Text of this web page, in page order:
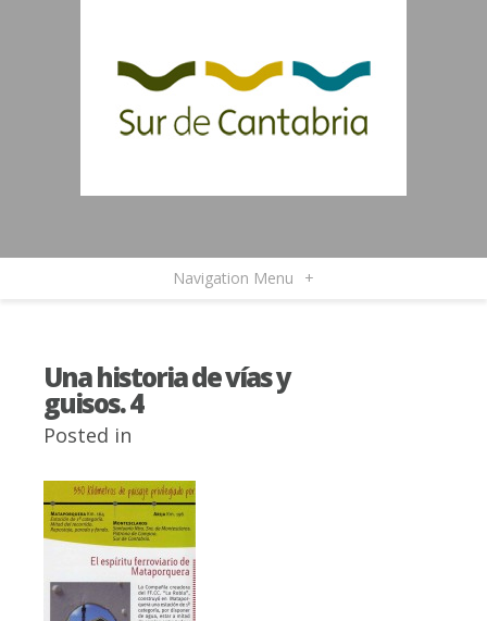
Navigation Menu +
Una historia de vías y
guisos. 4
Posted in